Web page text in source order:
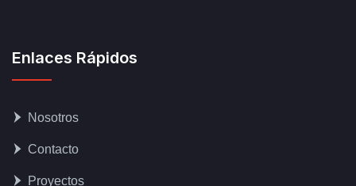
Enlaces Rápidos
Nosotros
Contacto
Proyectos